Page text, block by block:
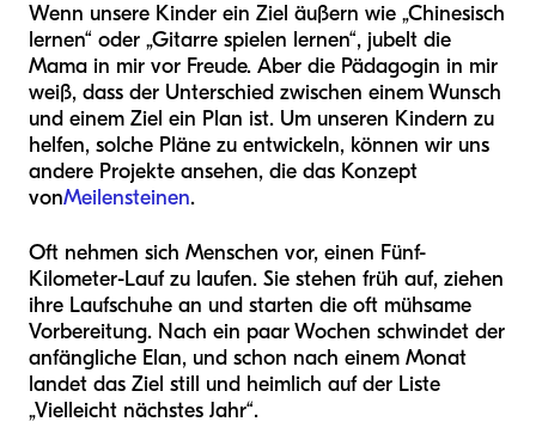
Wenn unsere Kinder ein Ziel äußern wie „Chinesisch
lernen“ oder „Gitarre spielen lernen“, jubelt die
Mama in mir vor Freude. Aber die Pädagogin in mir
weiß, dass der Unterschied zwischen einem Wunsch
und einem Ziel ein Plan ist. Um unseren Kindern zu
helfen, solche Pläne zu entwickeln, können wir uns
andere Projekte ansehen, die das Konzept
vonMeilensteinen.
Oft nehmen sich Menschen vor, einen Fünf-
Kilometer-Lauf zu laufen. Sie stehen früh auf, ziehen
ihre Laufschuhe an und starten die oft mühsame
Vorbereitung. Nach ein paar Wochen schwindet der
anfängliche Elan, und schon nach einem Monat
landet das Ziel still und heimlich auf der Liste
„Vielleicht nächstes Jahr“.